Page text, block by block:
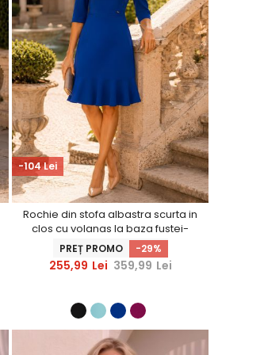
-104 Lei
Rochie din stofa albastra scurta in
clos cu volanas la baza fustei-
StarShinerS
PREȚ PROMO -29%
255,99 Lei 359,99 Lei